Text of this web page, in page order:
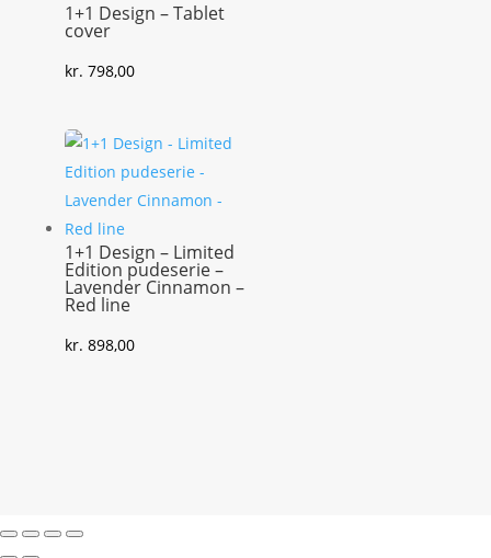
1+1 Design – Tablet
cover
kr. 798,00
1+1 Design – Limited
Edition pudeserie –
Lavender Cinnamon –
Red line
kr. 898,00